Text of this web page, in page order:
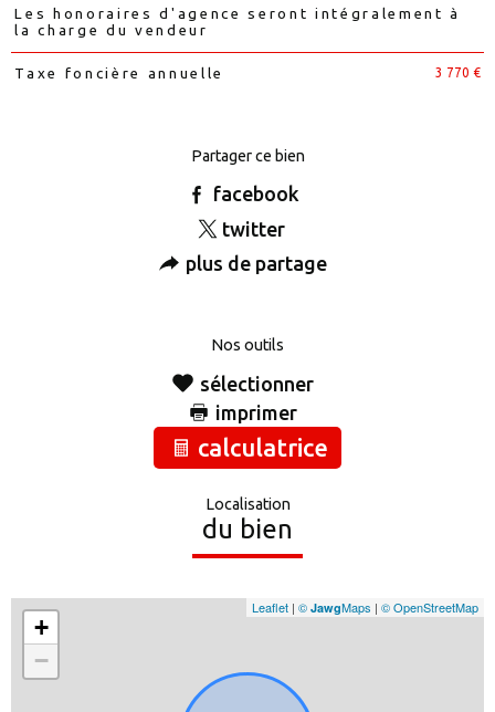
Les honoraires d'agence seront intégralement à
la charge du vendeur
Taxe foncière annuelle 3 770 €
Partager ce bien
facebook
twitter
plus de partage
Nos outils
sélectionner
imprimer
calculatrice
Localisation
du bien
+
−
Leaflet | © JawgMaps | © OpenStreetMap